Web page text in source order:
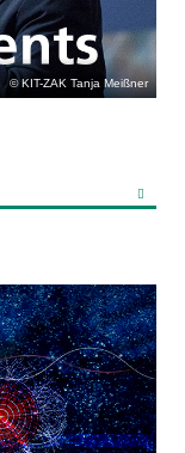
KIT-ZAK Tanja Meißner